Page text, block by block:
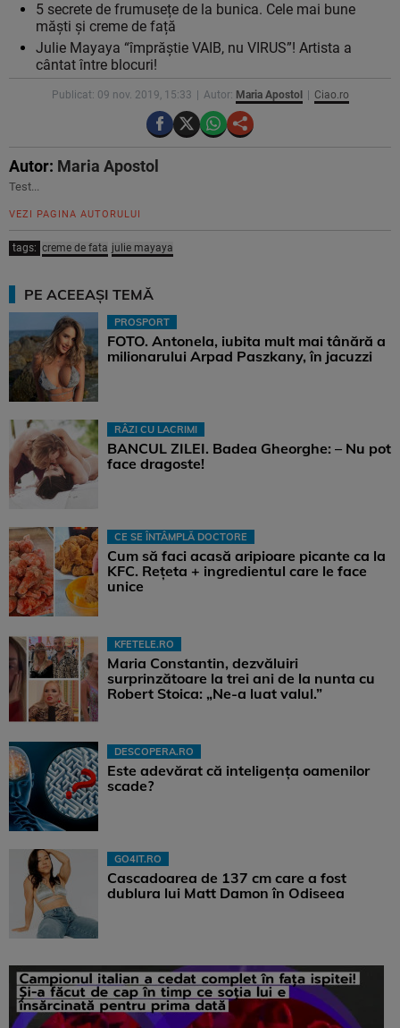
5 secrete de frumusețe de la bunica. Cele mai bune
măști și creme de față
Julie Mayaya “împrăștie VAIB, nu VIRUS”! Artista a
cântat între blocuri!
Publicat: 09 nov. 2019, 15:33 Autor: Maria Apostol Ciao.ro
Autor: Maria Apostol
Test...
VEZI PAGINA AUTORULUI
tags: creme de fata julie mayaya
PE ACEEAȘI TEMĂ
PROSPORT
FOTO. Antonela, iubita mult mai tânără a
milionarului Arpad Paszkany, în jacuzzi
RÂZI CU LACRIMI
BANCUL ZILEI. Badea Gheorghe: – Nu pot
face dragoste!
CE SE ÎNTÂMPLĂ DOCTORE
Cum să faci acasă aripioare picante ca la
KFC. Rețeta + ingredientul care le face
unice
KFETELE.RO
Maria Constantin, dezvăluiri
surprinzătoare la trei ani de la nunta cu
Robert Stoica: „Ne-a luat valul.”
DESCOPERA.RO
Este adevărat că inteligența oamenilor
scade?
GO4IT.RO
Cascadoarea de 137 cm care a fost
dublura lui Matt Damon în Odiseea